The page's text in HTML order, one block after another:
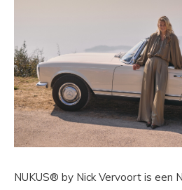
NUKUS® by Nick Vervoort is een